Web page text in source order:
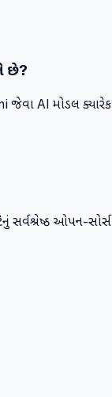
છે?
AI મોડલ
સર્વશ્રેષ્ઠ ઓપન-